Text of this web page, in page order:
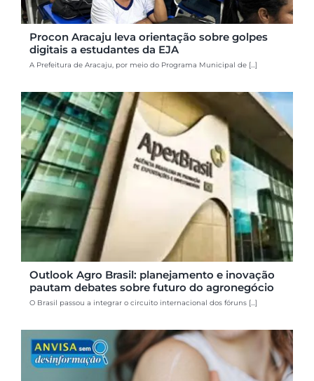
Procon Aracaju leva orientação sobre golpes
digitais a estudantes da EJA
A Prefeitura de Aracaju, por meio do Programa Municipal de [...]
Outlook Agro Brasil: planejamento e inovação
pautam debates sobre futuro do agronegócio
O Brasil passou a integrar o circuito internacional dos fóruns [...]